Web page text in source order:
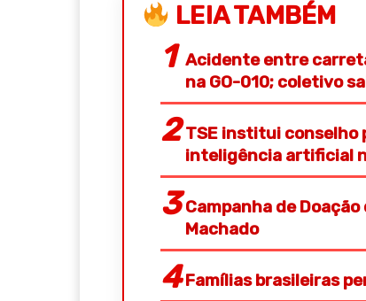
LEIA TAMBÉM
Acidente entre
na GO-010; coletivo
TSE institui conselho
inteligência artificial
Campanha de
Machado
Famílias brasileiras